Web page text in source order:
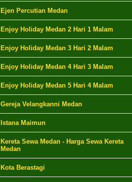
Ejen Percutian Medan
Enjoy Holiday Medan 2 Hari 1 Malam
Enjoy Holiday Medan 3 Hari 2 Malam
Enjoy Holiday Medan 4 Hari 3 Malam
Enjoy Holiday Medan 5 Hari 4 Malam
Gereja Velangkanni Medan
Istana Maimun
Kereta Sewa Medan - Harga Sewa Kereta
Medan
Kota Berastagi